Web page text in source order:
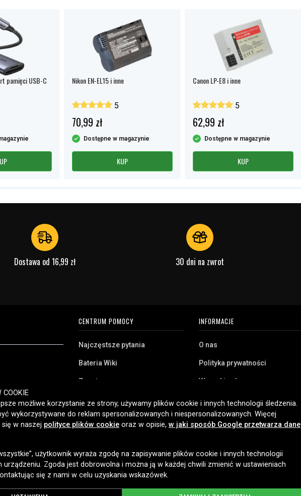
pamięci USB-C
Nikon EN-EL15 i inne
5
70,99 zł
Dostępne w magazynie
KUP
Canon LP-E8 i inne
5
62,99 zł
Dostępne w magazynie
KUP
Dostawa od 16,99 zł 30 dni na zwrot
naszą szeroką
domowego,
klientom w
szybką dostawę i
2006 roku.
CENTRUM POMOCY
Najczęstsze pytania
Bateria Wiki
Zwrot
Klient biznesowy
Jaką baterię posiadam?
INFORMACJE
O nas
Polityka prywatności
Warunki zakupu
Pliki cookie
OPCJE DOSTAWY
COOKIE
możliwe korzystanie ze strony, używamy plików cookie i innych technologii śledzenia.
wykorzystywane do reklam spersonalizowanych i niespersonalizowanych. Więcej
w naszej polityce plików cookie oraz w opisie, w jaki sposób Google przetwarza dane
użytkownik wyraża zgodę na zapisywanie plików cookie i innych technologii
urządzeniu. Zgoda jest dobrowolna i można ją w każdej chwili zmienić w ustawieniach
się z nami w celu uzyskania wskazówek.